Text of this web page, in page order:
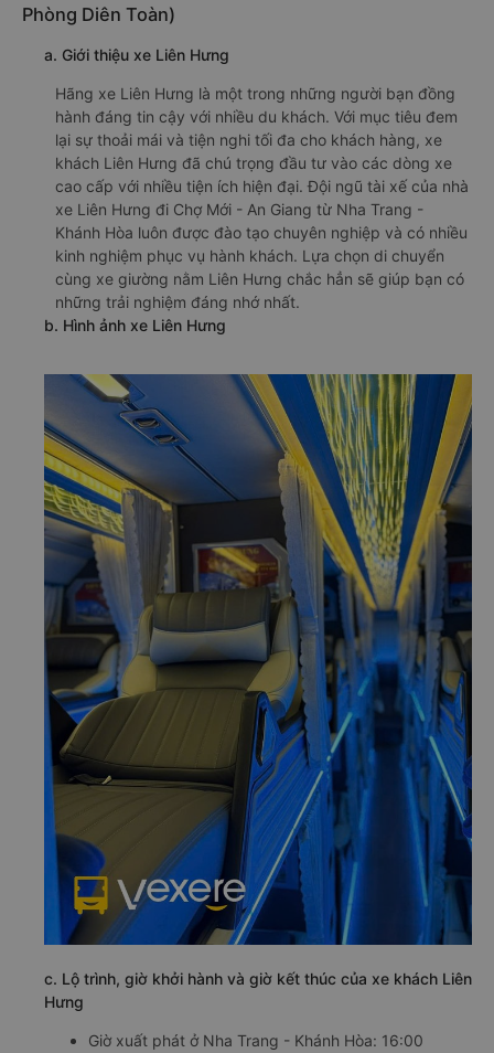
Phòng Diên Toàn)
a. Giới thiệu xe Liên Hưng
Hãng xe Liên Hưng là một trong những người bạn đồng
hành đáng tin cậy với nhiều du khách. Với mục tiêu đem
lại sự thoải mái và tiện nghi tối đa cho khách hàng, xe
khách Liên Hưng đã chú trọng đầu tư vào các dòng xe
cao cấp với nhiều tiện ích hiện đại. Đội ngũ tài xế của nhà
xe Liên Hưng đi Chợ Mới - An Giang từ Nha Trang -
Khánh Hòa luôn được đào tạo chuyên nghiệp và có nhiều
kinh nghiệm phục vụ hành khách. Lựa chọn di chuyển
cùng xe giường nằm Liên Hưng chắc hẳn sẽ giúp bạn có
những trải nghiệm đáng nhớ nhất.
b. Hình ảnh xe Liên Hưng
c. Lộ trình, giờ khởi hành và giờ kết thúc của xe khách Liên
Hưng
Giờ xuất phát ở Nha Trang - Khánh Hòa: 16:00